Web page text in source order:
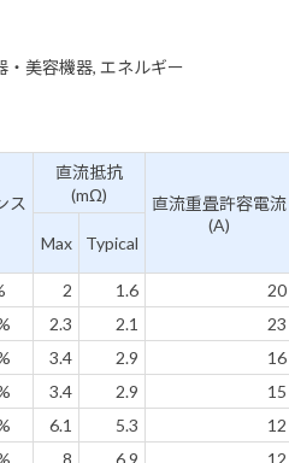
・美容機器, エネルギー
ス
直流抵抗
(mΩ)
直流重畳許容電流
(A)
Max
Typical
2 1.6
20
2.3 2.1
23
3.4 2.9
16
3.4 2.9
15
6.1 5.3
12